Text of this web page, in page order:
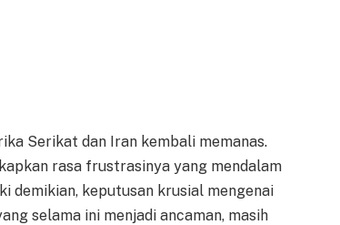
Serikat dan Iran kembali memanas.
rasa frustrasinya yang mendalam
demikian, keputusan krusial mengenai
selama ini menjadi ancaman, masih